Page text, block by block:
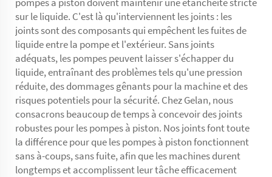
sur le liquide. C'est là qu'interviennent les joints : les
joints sont des composants qui empêchent les fuites de
liquide entre la pompe et l'extérieur. Sans joints
adéquats, les pompes peuvent laisser s'échapper du
liquide, entraînant des problèmes tels qu'une pression
réduite, des dommages gênants pour la machine et des
risques potentiels pour la sécurité. Chez Gelan, nous
consacrons beaucoup de temps à concevoir des joints
robustes pour les pompes à piston. Nos joints font toute
la différence pour que les pompes à piston fonctionnent
sans à-coups, sans fuite, afin que les machines durent
longtemps et accomplissent leur tâche efficacement